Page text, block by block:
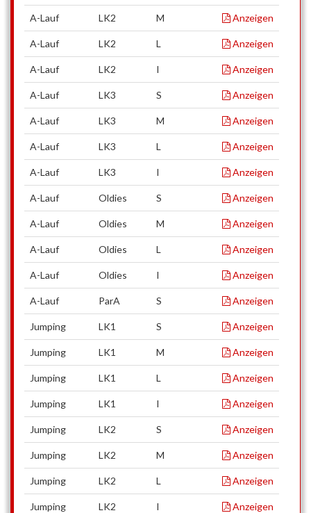
A-Lauf LK2 M Anzeigen
A-Lauf LK2 L Anzeigen
A-Lauf LK2 I Anzeigen
A-Lauf LK3 S Anzeigen
A-Lauf LK3 M Anzeigen
A-Lauf LK3 L Anzeigen
A-Lauf LK3 I Anzeigen
A-Lauf Oldies S Anzeigen
A-Lauf Oldies M Anzeigen
A-Lauf Oldies L Anzeigen
A-Lauf Oldies I Anzeigen
A-Lauf ParA S Anzeigen
Jumping LK1 S Anzeigen
Jumping LK1 M Anzeigen
Jumping LK1 L Anzeigen
Jumping LK1 I Anzeigen
Jumping LK2 S Anzeigen
Jumping LK2 M Anzeigen
Jumping LK2 L Anzeigen
Jumping LK2 I Anzeigen